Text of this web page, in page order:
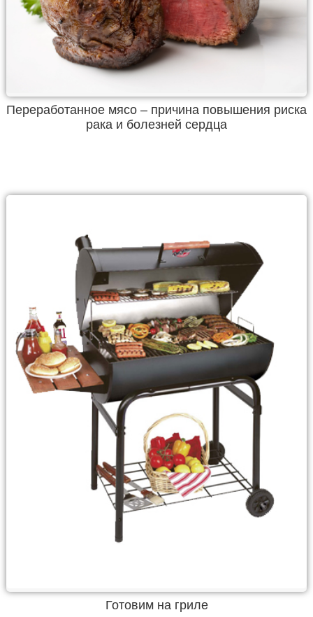
Переработанное мясо – причина повышения риска
рака и болезней сердца
Готовим на гриле